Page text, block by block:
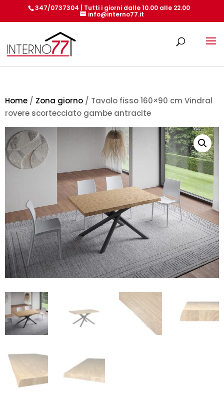
347/0737304 | Tutti i giorni dalle 10.00 alle 22.00
info@interno77.it
Home / Zona giorno / Tavolo fisso 160×90 cm Vindral
rovere scortecciato gambe antracite